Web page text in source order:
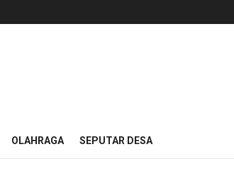
OLAHRAGA SEPUTAR DESA